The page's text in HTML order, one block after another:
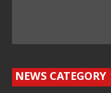
NEWS CATEGORY